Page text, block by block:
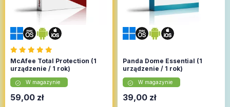
McAfee Total Protection (1
urządzenie / 1 rok)
W magazynie
59,00 zł
Panda Dome Essential (1
urządzenie / 1 rok)
W magazynie
39,00 zł